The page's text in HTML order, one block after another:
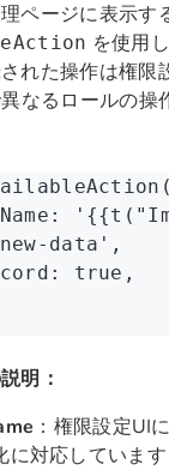
ページに表示す
を使用
れた操作は権限
なるロールの操
(
:
data' ,
: true ,
明：
：権限設定UI
に対応しています